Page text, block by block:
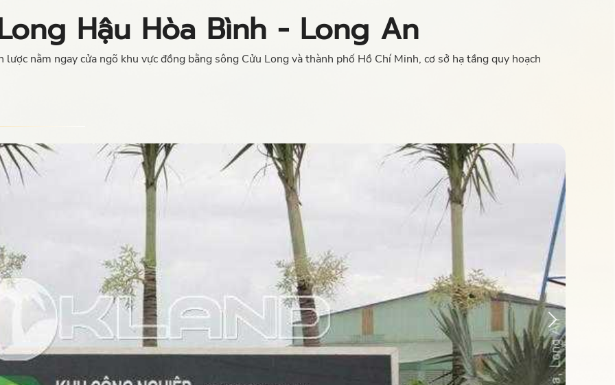
Hậu Hòa Bình - Long An
nằm ngay cửa ngõ khu vực đồng bằng sông Cửu Long và thành phố Hồ Chí Minh, cơ sở hạ tầng quy hoạch